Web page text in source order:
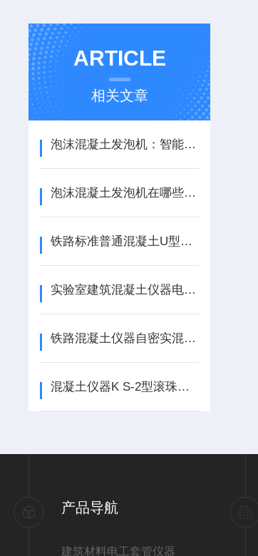
ARTICLE
相关文章
泡沫混凝土发泡机：智能发泡精准控，适配多场景建材制备
泡沫混凝土发泡机在哪些领域应用广泛？
铁路标准普通混凝土U型V 型Ｌ型漏斗
实验室建筑混凝土仪器电热鼓风干燥箱
铁路混凝土仪器自密实混凝土U型箱、U型箱材质
混凝土仪器K S-2型滚珠轴承式混凝土耐磨试验机
产品导航
建筑材料电工套管仪器